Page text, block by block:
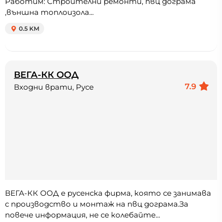
,външна топлоизола...
0.5 KM
ВЕГА-КК ООД
7.9
Входни врати, Русе
ВЕГА-КК ООД е русенска фирма, която се занимава
с производство и монтаж на пвц дограма.За
повече информация, не се колебайте...